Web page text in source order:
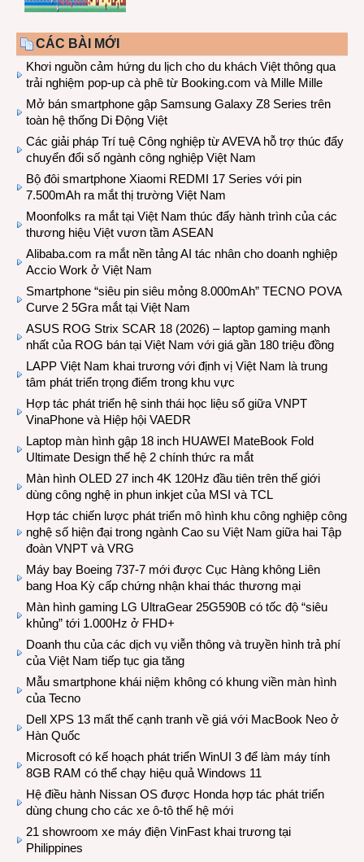
CÁC BÀI MỚI
Khơi nguồn cảm hứng du lịch cho du khách Việt thông qua
trải nghiệm pop-up cà phê từ Booking.com và Mille Mille
Mở bán smartphone gập Samsung Galaxy Z8 Series trên
toàn hệ thống Di Động Việt
Các giải pháp Trí tuệ Công nghiệp từ AVEVA hỗ trợ thúc đẩy
chuyển đổi số ngành công nghiệp Việt Nam
Bộ đôi smartphone Xiaomi REDMI 17 Series với pin
7.500mAh ra mắt thị trường Việt Nam
Moonfolks ra mắt tại Việt Nam thúc đẩy hành trình của các
thương hiệu Việt vươn tầm ASEAN
Alibaba.com ra mắt nền tảng AI tác nhân cho doanh nghiệp
Accio Work ở Việt Nam
Smartphone “siêu pin siêu mỏng 8.000mAh” TECNO POVA
Curve 2 5Gra mắt tại Việt Nam
ASUS ROG Strix SCAR 18 (2026) – laptop gaming mạnh
nhất của ROG bán tại Việt Nam với giá gần 180 triệu đồng
LAPP Việt Nam khai trương với định vị Việt Nam là trung
tâm phát triển trọng điểm trong khu vực
Hợp tác phát triển hệ sinh thái học liệu số giữa VNPT
VinaPhone và Hiệp hội VAEDR
Laptop màn hình gập 18 inch HUAWEI MateBook Fold
Ultimate Design thế hệ 2 chính thức ra mắt
Màn hình OLED 27 inch 4K 120Hz đầu tiên trên thế giới
dùng công nghệ in phun inkjet của MSI và TCL
Hợp tác chiến lược phát triển mô hình khu công nghiệp công
nghệ số hiện đại trong ngành Cao su Việt Nam giữa hai Tập
đoàn VNPT và VRG
Máy bay Boeing 737-7 mới được Cục Hàng không Liên
bang Hoa Kỳ cấp chứng nhận khai thác thương mại
Màn hình gaming LG UltraGear 25G590B có tốc độ “siêu
khủng” tới 1.000Hz ở FHD+
Doanh thu của các dịch vụ viễn thông và truyền hình trả phí
của Việt Nam tiếp tục gia tăng
Mẫu smartphone khái niệm không có khung viền màn hình
của Tecno
Dell XPS 13 mất thế cạnh tranh về giá với MacBook Neo ở
Hàn Quốc
Microsoft có kế hoạch phát triển WinUI 3 để làm máy tính
8GB RAM có thể chạy hiệu quả Windows 11
Hệ điều hành Nissan OS được Honda hợp tác phát triển
dùng chung cho các xe ô-tô thế hệ mới
21 showroom xe máy điện VinFast khai trương tại
Philippines